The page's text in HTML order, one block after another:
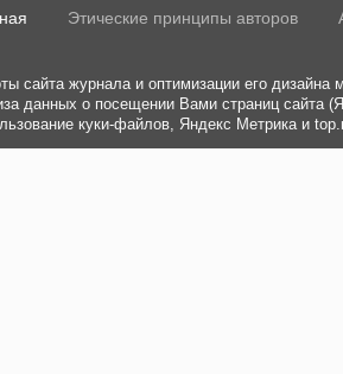
Этические принципы авторов
сайта журнала и оптимизации его
данных о посещении Вами страниц
куки-файлов, Яндекс Метрика и